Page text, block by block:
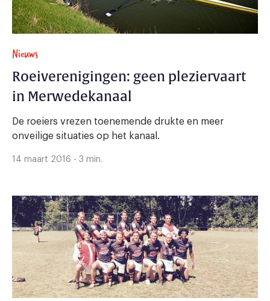
Nieuws
Roeiverenigingen: geen pleziervaart
in Merwedekanaal
De roeiers vrezen toenemende drukte en meer
onveilige situaties op het kanaal.
14 maart 2016 - 3 min.